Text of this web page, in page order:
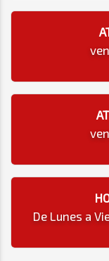
De Lunes a